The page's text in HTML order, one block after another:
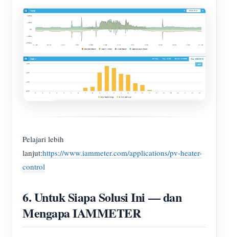
Pelajari lebih
lanjut:https://www.iammeter.com/applications/pv-heater-
control
6. Untuk Siapa Solusi Ini — dan
Mengapa IAMMETER